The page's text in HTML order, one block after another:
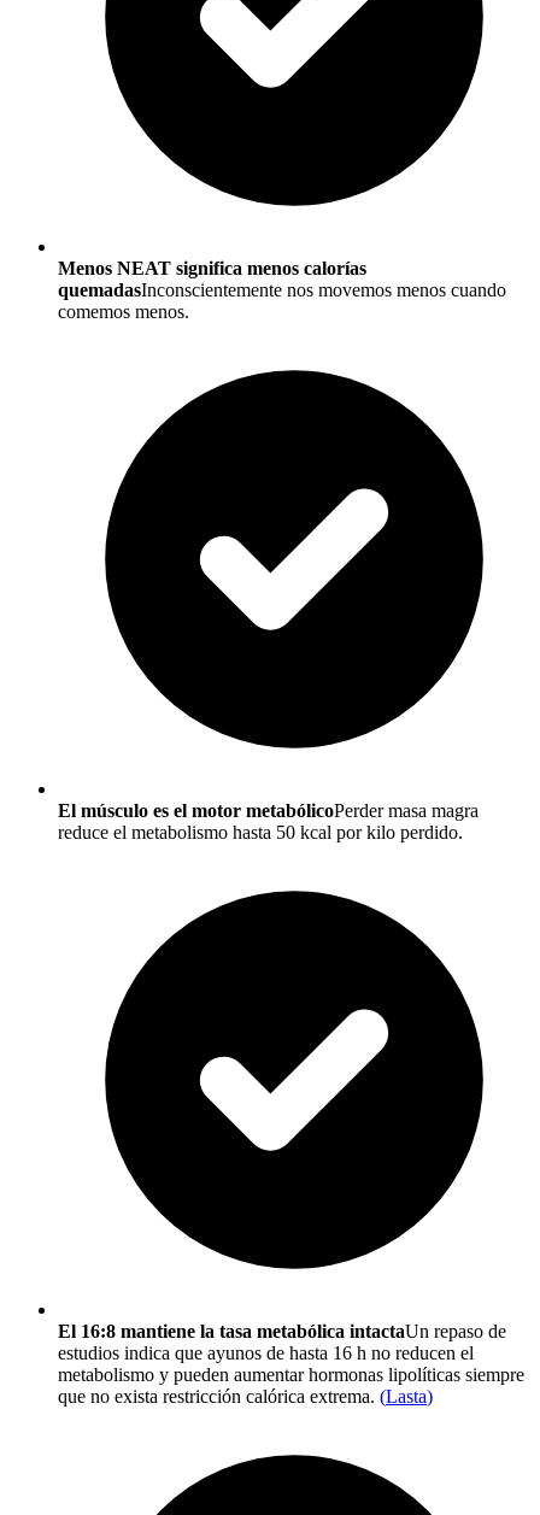
Menos NEAT significa menos calorías
quemadasInconscientemente nos movemos menos cuando
comemos menos.
El músculo es el motor metabólicoPerder masa magra
reduce el metabolismo hasta 50 kcal por kilo perdido.
El 16:8 mantiene la tasa metabólica intactaUn repaso de
estudios indica que ayunos de hasta 16 h no reducen el
metabolismo y pueden aumentar hormonas lipolíticas siempre
que no exista restricción calórica extrema. (Lasta)